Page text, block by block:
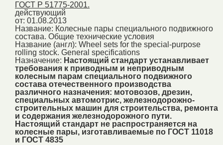
ГОСТ Р 51775-2001.
действующий
от: 01.08.2013
Название: Колесные пары специального подвижного
состава. Общие технические условия
Название (англ): Wheel sets for the special-purpose
rolling stock. General specifications
Назначение: Настоящий стандарт устанавливает
требования к приводным и неприводным
колесным парам специального подвижного
состава отечественного производства
различного назначения: мотовозов, дрезин,
специальных автомотрис, железнодорожно-
строительных машин для строительства, ремонта
и содержания железнодорожного пути.
Настоящий стандарт не распространяется на
колесные пары, изготавливаемые по ГОСТ 11018
и ГОСТ 4835